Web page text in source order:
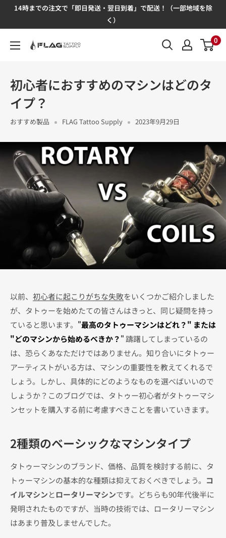
14時までの注文で「即日発送・翌日到着」で配送！（一部地域を除
く）
FLAG
0
初心者におすすめのマシンはどのタ
イプ？
おすすめ製品 FLAG Tattoo Supply 2023年9月29日
以前、 初心者に起こりがちな失敗をいくつかご紹介しました
が、タトゥーを始めたての皆さんはきっと、同じ疑問を持っ
ていると思います。 "最高のタトゥーマシンはどれ？" または
"どのマシンから始めるべきか？" 躊躇してしまっているの
は、恐らくあなただけではありません。知り合いにタトゥー
アーティストがいる方は、マシンの重要性を教えてくれるで
しょう。しかし、具体的にどのようなものを選べばいいので
しょうか？このブログでは、タトゥー初心者がタトゥーマシ
ンセットを購入する前に考慮すべきことを書いていきます。
2種類のベーシックなマシンタイプ
タトゥーマシンのブランド、価格、品質を検討する前に、タ
トゥーマシンの基本的な種類は抑えておくべきでしょう。 コ
イルマシンとロータリーマシンです。どちらも90年代後半に
発明されたものですが、当時の技術では、ロータリーマシン
はあまり普及しませんでした。